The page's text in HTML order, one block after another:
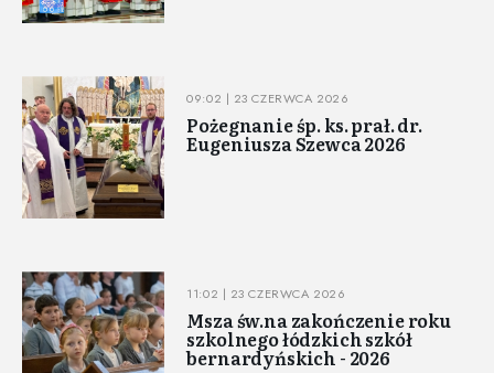
09:02 | 23 CZERWCA 2026
Pożegnanie śp. ks. prał. dr.
Eugeniusza Szewca 2026
11:02 | 23 CZERWCA 2026
Msza św.na zakończenie roku
szkolnego łódzkich szkół
bernardyńskich - 2026